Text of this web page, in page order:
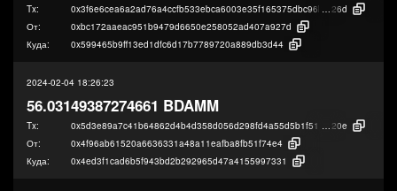
Tx: 0x3f6e6cea6a2ad76a4ccfb533ebca6003e35f165375dbc96b6320f3d879247
26d
От:
0xbc172aaeac951b9479d6650e258052ad407a927d
Куда:
0x599465b9ff13ed1dfc6d17b7789720a889db3d44
2024-02-04 18:26:23
56.03149387274661 BDAMM
Tx:
20e
От:
0x4f96ab61520a6636331a48a11eafba8fb51f74e4
Куда:
0x4ed3f1cad6b5f943bd2b292965d47a4155997331